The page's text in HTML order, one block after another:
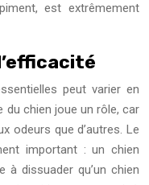
est extrêmement
peut varier en
chien joue un rôle, car
odeurs que d’autres. Le
important : un chien
à dissuader qu’un chien